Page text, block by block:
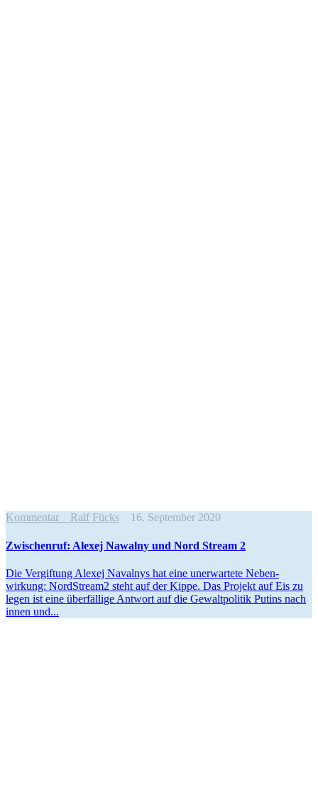
Kommentar Ralf Fücks 16. September 2020
Zwischenruf: Alexej Nawalny und Nord Stream 2
Die Vergiftung Alexej Navalnys hat eine unerwartete Neben­
wirkung: NordStream2 steht auf der Kippe. Das Projekt auf Eis zu
legen ist eine überfällige Antwort auf die Gewalt­po­litik Putins nach
innen und...